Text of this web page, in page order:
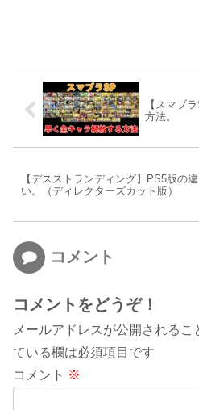
【スマブ
方法。
【デスストランディング】PS5版の違
い。（ディレクターズカット版）
コメント
コメントをどうぞ！
メールアドレスが公開されるこ
ている欄は必須項目です
コメント ※